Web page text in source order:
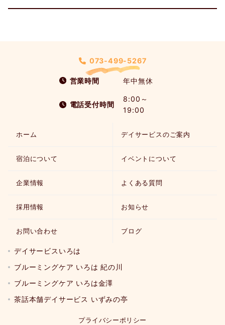
073-499-5267
営業時間 年中無休
電話受付時間
8:00～
19:00
ホーム デイサービスのご案内
宿泊について イベントについて
企業情報 よくある質問
採用情報 お知らせ
お問い合わせ ブログ
デイサービスいろは
ブルーミングケア いろは 紀の川
ブルーミングケア いろは金澤
茶話本舗デイサービス いずみの亭
プライバシーポリシー